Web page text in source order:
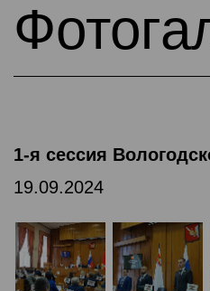
1-я сессия
19.09.2024